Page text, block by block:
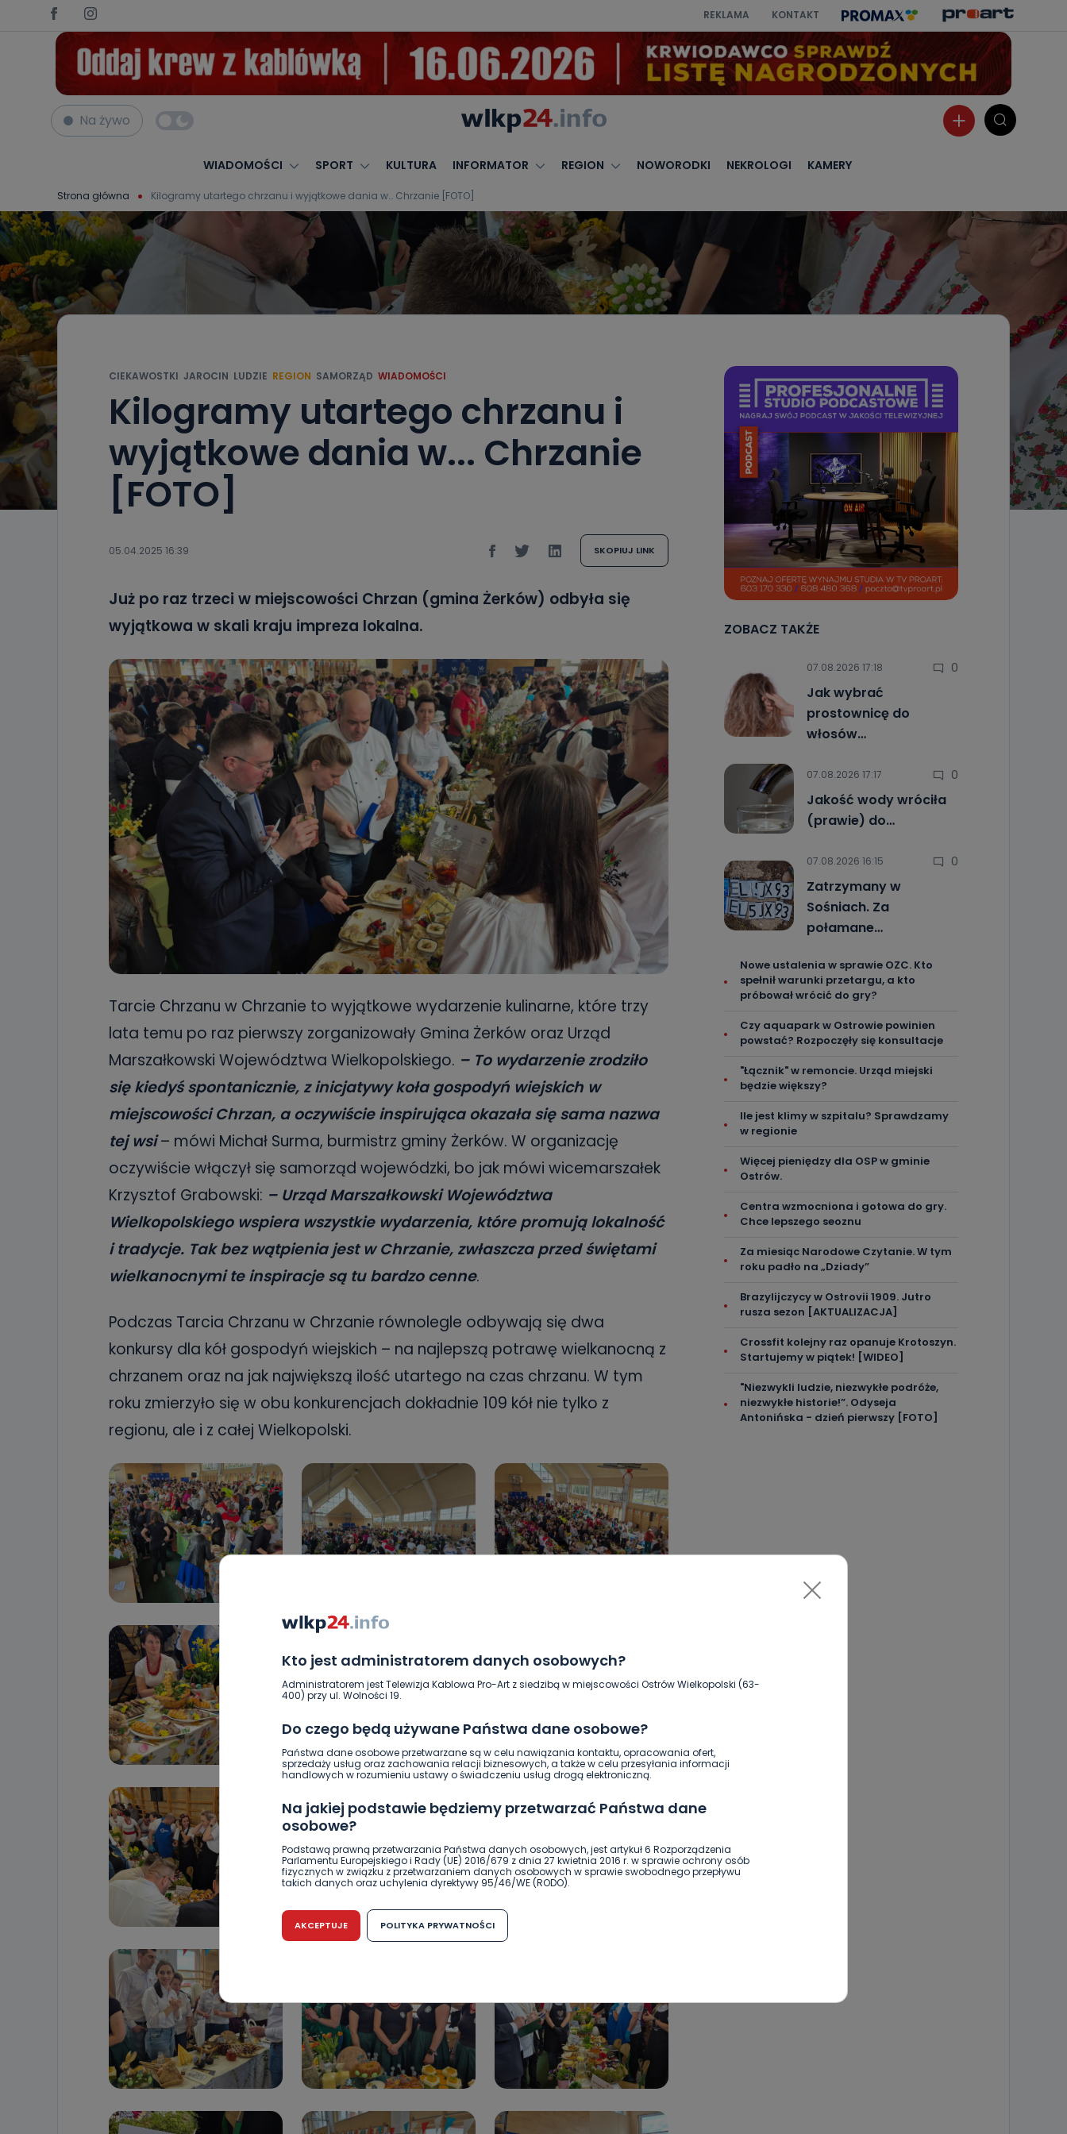
REKLAMA KONTAKT
Na żywo
WIADOMOŚCI SPORT KULTURA INFORMATOR REGION NOWORODKI NEKROLOGI KAMERY
Strona główna Kilogramy utartego chrzanu i wyjątkowe dania w… Chrzanie [FOTO]
Kto jest administratorem danych osobowych?
Administratorem jest Telewizja Kablowa Pro-Art z siedzibą w miejscowości Ostrów Wielkopolski (63-
400) przy ul. Wolności 19.
Do czego będą używane Państwa dane osobowe?
Państwa dane osobowe przetwarzane są w celu nawiązania kontaktu, opracowania ofert,
sprzedaży usług oraz zachowania relacji biznesowych, a także w celu przesyłania informacji
handlowych w rozumieniu ustawy o świadczeniu usług drogą elektroniczną.
Na jakiej podstawie będziemy przetwarzać Państwa dane
osobowe?
Podstawą prawną przetwarzania Państwa danych osobowych, jest artykuł 6 Rozporządzenia
Parlamentu Europejskiego i Rady (UE) 2016/679 z dnia 27 kwietnia 2016 r. w sprawie ochrony osób
fizycznych w związku z przetwarzaniem danych osobowych w sprawie swobodnego przepływu
takich danych oraz uchylenia dyrektywy 95/46/WE (RODO).
Czy jest możliwość cofnięcia zgody?
Podanie danych osobowych jest dobrowolne, nie jest wymogiem ustawowym lub umownym oraz
Kiedy i komu możemy przekazać Państwa dane?
Telewizja Kablowa Pro-Art z siedzibą w miejscowości Ostrów Wielkopolski (63-400) przy ul. Wolności
19 nie przekazuje Państwa danych osobowych podmiotom trzecim, jak również nie są one
wykorzystywane w procesach zautomatyzowanego profilowania.
Po wyrażeniu zgody na przetwarzanie danych osobowych, mają Państwo prawo do żądania od
AKCEPTUJE POLITYKA PRYWATNOŚCI
CIEKAWOSTKI JAROCIN LUDZIE REGION SAMORZĄD WIADOMOŚCI
Kilogramy utartego chrzanu i
wyjątkowe dania w... Chrzanie
[FOTO]
05.04.2025 16:39 SKOPIUJ LINK
Już po raz trzeci w miejscowości Chrzan (gmina Żerków) odbyła się
wyjątkowa w skali kraju impreza lokalna.
Tarcie Chrzanu w Chrzanie to wyjątkowe wydarzenie kulinarne, które trzy
lata temu po raz pierwszy zorganizowały Gmina Żerków oraz Urząd
Marszałkowski Województwa Wielkopolskiego. – To wydarzenie zrodziło
się kiedyś spontanicznie, z inicjatywy koła gospodyń wiejskich w
miejscowości Chrzan, a oczywiście inspirująca okazała się sama nazwa
tej wsi– mówi Michał Surma, burmistrz gminy Żerków. W organizację
oczywiście włączył się samorząd wojewódzki, bo jak mówi wicemarszałek
Krzysztof Grabowski: – Urząd Marszałkowski Województwa
Wielkopolskiego wspiera wszystkie wydarzenia, które promują lokalność
i tradycje. Tak bez wątpienia jest w Chrzanie, zwłaszcza przed świętami
wielkanocnymi te inspiracje są tu bardzo cenne.
Podczas Tarcia Chrzanu w Chrzanie równolegle odbywają się dwa
konkursy dla kół gospodyń wiejskich – na najlepszą potrawę wielkanocną z
chrzanem oraz na jak największą ilość utartego na czas chrzanu. W tym
roku zmierzyło się w obu konkurencjach dokładnie 109 kół nie tylko z
regionu, ale i z całej Wielkopolski.
ZOBACZ TAKŻE
07.08.2026 17:18 0
Jak wybrać
prostownicę do
włosów…
07.08.2026 17:17 0
Jakość wody wróciła
(prawie) do…
07.08.2026 16:15 0
Zatrzymany w
Sośniach. Za
połamane…
Nowe ustalenia w sprawie OZC. Kto
spełnił warunki przetargu, a kto
próbował wrócić do gry?
Czy aquapark w Ostrowie powinien
powstać? Rozpoczęły się konsultacje
"Łącznik" w remoncie. Urząd miejski
będzie większy?
Ile jest klimy w szpitalu? Sprawdzamy
w regionie
Więcej pieniędzy dla OSP w gminie
Ostrów.
Centra wzmocniona i gotowa do gry.
Chce lepszego seoznu
Za miesiąc Narodowe Czytanie. W tym
roku padło na „Dziady”
Brazylijczycy w Ostrovii 1909. Jutro
rusza sezon [AKTUALIZACJA]
Crossfit kolejny raz opanuje Krotoszyn.
Startujemy w piątek! [WIDEO]
"Niezwykli ludzie, niezwykłe podróże,
niezwykłe historie!”. Odyseja
Antonińska - dzień pierwszy [FOTO]